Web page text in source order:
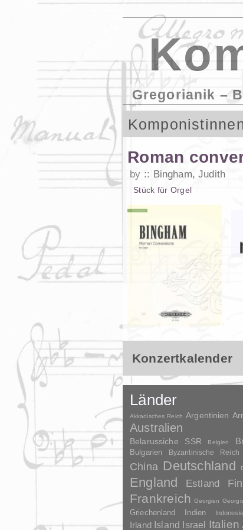
Gregorianik –
Roman
by Bingham, Judith
Stück für Orgel
Konzertkalender
Länder
Akkadisches Reich Argentinien
Australien
Belarussiche SSR Belgien
Bulgarien Byzantinische Reich
China Deutschland
England Estland
Frankreich Georgien
Griechenland Indien
Irland Island Israel Italien